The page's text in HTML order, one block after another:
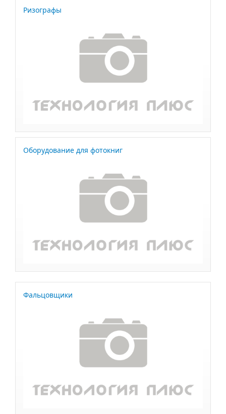
Ризографы
Оборудование для фотокниг
Фальцовщики